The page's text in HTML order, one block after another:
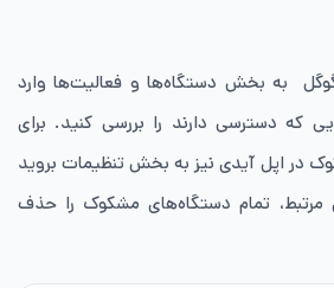
به بخش دستگاه‌ها و فعالیت‌ها وارد
که دسترسی دارند را بررسی کنید. برای
در اپل آیدی نیز به بخش تنظیمات بروید
تمام دستگاه‌های مشکوک را حذف